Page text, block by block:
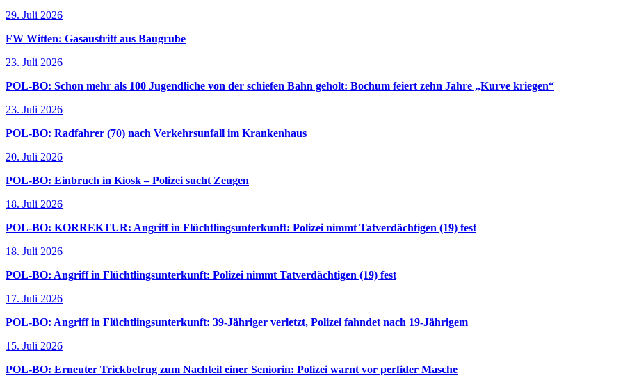
29. Juli 2026
FW Witten: Gasaustritt aus Baugrube
23. Juli 2026
POL-BO: Schon mehr als 100 Jugendliche von der schiefen Bahn geholt: Bochum feiert zehn Jahre „Kurve kriegen“
23. Juli 2026
POL-BO: Radfahrer (70) nach Verkehrsunfall im Krankenhaus
20. Juli 2026
POL-BO: Einbruch in Kiosk – Polizei sucht Zeugen
18. Juli 2026
POL-BO: KORREKTUR: Angriff in Flüchtlingsunterkunft: Polizei nimmt Tatverdächtigen (19) fest
18. Juli 2026
POL-BO: Angriff in Flüchtlingsunterkunft: Polizei nimmt Tatverdächtigen (19) fest
17. Juli 2026
POL-BO: Angriff in Flüchtlingsunterkunft: 39-Jähriger verletzt, Polizei fahndet nach 19-Jährigem
15. Juli 2026
POL-BO: Erneuter Trickbetrug zum Nachteil einer Seniorin: Polizei warnt vor perfider Masche